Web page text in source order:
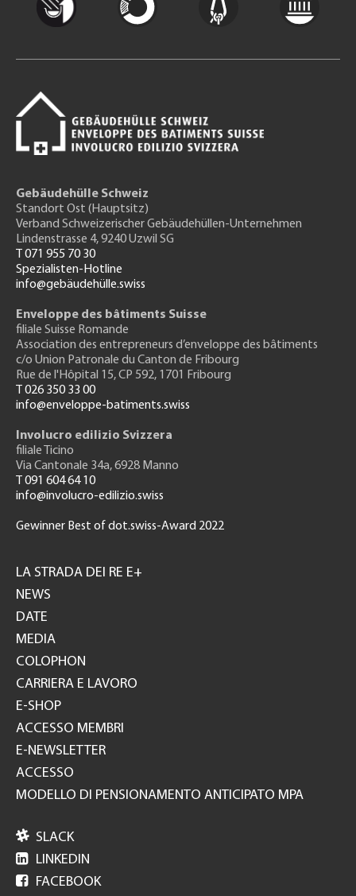
Gebäudehülle Schweiz
Standort Ost (Hauptsitz)
Verband Schweizerischer Gebäudehüllen-Unternehmen
Lindenstrasse 4, 9240 Uzwil SG
T 071 955 70 30
Spezialisten-Hotline
info@gebäudehülle.swiss
Enveloppe des bâtiments Suisse
filiale Suisse Romande
Association des entrepreneurs d’enveloppe des bâtiments
c/o Union Patronale du Canton de Fribourg
Rue de l'Hôpital 15, CP 592, 1701 Fribourg
T 026 350 33 00
info@enveloppe-batiments.swiss
Involucro edilizio Svizzera
filiale Ticino
Via Cantonale 34a, 6928 Manno
T 091 604 64 10
info@involucro-edilizio.swiss
Gewinner Best of dot.swiss-Award 2022
GH
LA STRADA DEI RE E+
NEWS
DATE
MEDIA
COLOPHON
CARRIERA E LAVORO
E-SHOP
ACCESSO MEMBRI
E-NEWSLETTER
ACCESSO
MODELLO DI PENSIONAMENTO ANTICIPATO MPA
 SLACK
 LINKEDIN
 FACEBOOK